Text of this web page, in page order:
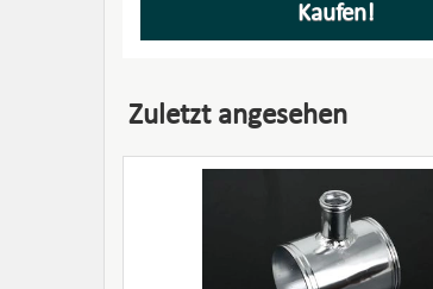
Kaufen!
Zuletzt angesehen